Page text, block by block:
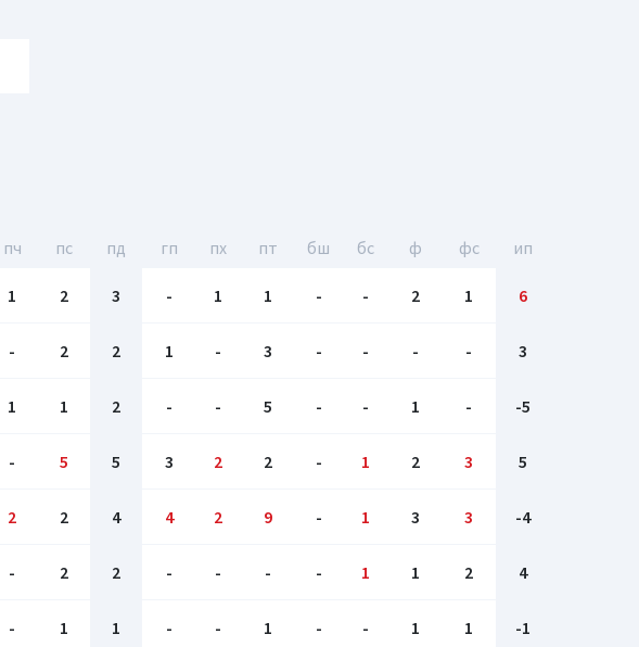
пч пс пд гп пх пт бш бc ф фс ип
1 2 3 - 1 1 - - 2 1 6
- 2 2 1 - 3 - - - - 3
1 1 2 - - 5 - - 1 - -5
- 5 5 3 2 2 - 1 2 3 5
2 2 4 4 2 9 - 1 3 3 -4
- 2 2 - - - - 1 1 2 4
- 1 1 - - 1 - - 1 1 -1